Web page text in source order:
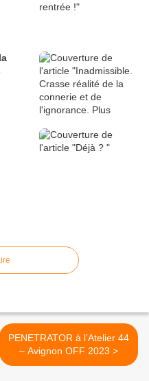
PENETRATOR à l’Atelier 44
– Avignon OFF 2023 >